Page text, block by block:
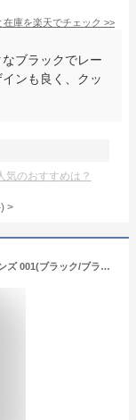
在庫を楽天でチェック >>
ブラックでレー
ンも良く、クッ
気のおすすめは？
>
[アシックス] ランニングシューズ JOLT 4 メンズ 001(ブラック/ブラック) 26.0 cm 4E